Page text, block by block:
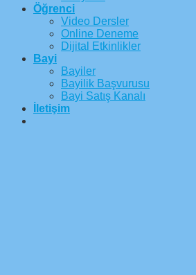
Öğrenci
Video Dersler
Online Deneme
Dijital Etkinlikler
Bayi
Bayiler
Bayilik Başvurusu
Bayi Satış Kanalı
İletişim